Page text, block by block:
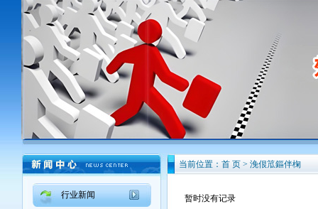
行业新闻
当前位置：首 页 > 浼佷笟鏂伴椈
暂时没有记录